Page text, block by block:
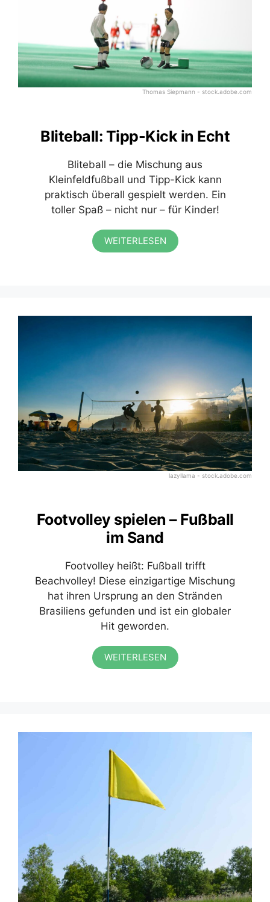
Thomas Siepmann - stock.adobe.com
Bliteball: Tipp-Kick in Echt
Bliteball – die Mischung aus
Kleinfeldfußball und Tipp-Kick kann
praktisch überall gespielt werden. Ein
toller Spaß – nicht nur – für Kinder!
WEITERLESEN
lazyllama - stock.adobe.com
Footvolley spielen – Fußball
im Sand
Footvolley heißt: Fußball trifft
Beachvolley! Diese einzigartige Mischung
hat ihren Ursprung an den Stränden
Brasiliens gefunden und ist ein globaler
Hit geworden.
WEITERLESEN